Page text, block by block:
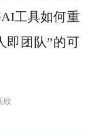
工具如何重
即团队”的可
欣